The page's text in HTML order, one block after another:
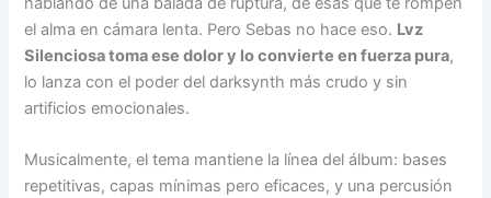
el alma en cámara lenta. Pero Sebas no hace eso. Lvz
Silenciosa toma ese dolor y lo convierte en fuerza pura,
lo lanza con el poder del darksynth más crudo y sin
artificios emocionales.
Musicalmente, el tema mantiene la línea del álbum: bases
repetitivas, capas mínimas pero eficaces, y una percusión